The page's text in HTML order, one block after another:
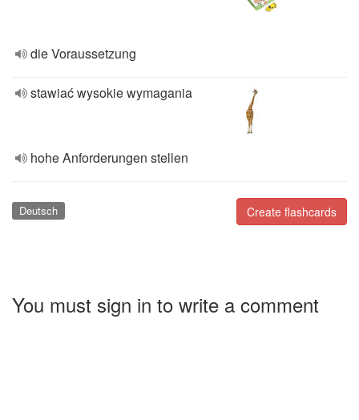
die Voraussetzung
stawiać wysokie wymagania
hohe Anforderungen stellen
Create flashcards
Deutsch
You must sign in to write a comment